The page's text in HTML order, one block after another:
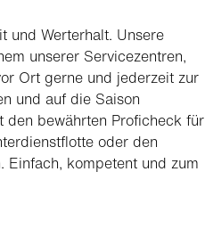
und Werterhalt. Unsere
unserer Servicezentren,
Ort gerne und jederzeit zur
und auf die Saison
den bewährten Proficheck für
oder den
kompetent und zum